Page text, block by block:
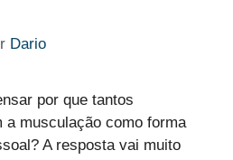
Dario
por que tantos
a musculação como forma
A resposta vai muito